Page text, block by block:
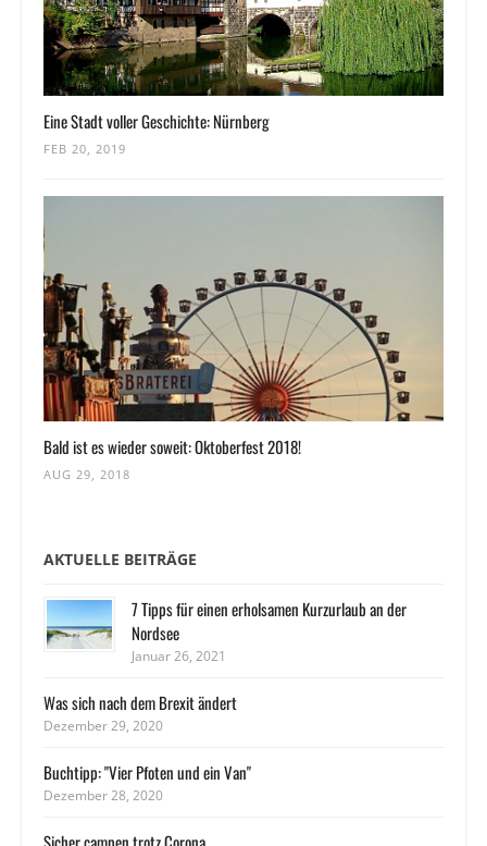
Eine Stadt voller Geschichte: Nürnberg
FEB 20, 2019
Bald ist es wieder soweit: Oktoberfest 2018!
AUG 29, 2018
AKTUELLE BEITRÄGE
7 Tipps für einen erholsamen Kurzurlaub an der
Nordsee
Januar 26, 2021
Was sich nach dem Brexit ändert
Dezember 29, 2020
Buchtipp: "Vier Pfoten und ein Van"
Dezember 28, 2020